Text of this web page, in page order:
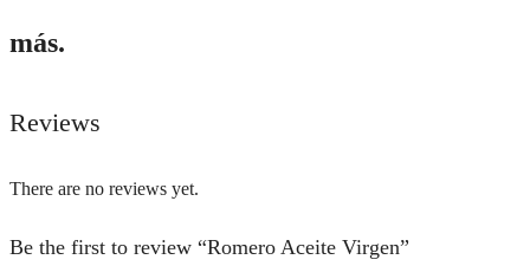
más.
Reviews
There are no reviews yet.
Be the first to review “Romero Aceite Virgen”